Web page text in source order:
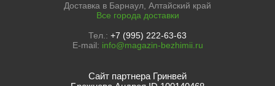
Доставка в Барнаул, Алтайский край
Все города доставки
Тел.: +7 (995) 222-63-63
E-mail: info@magazin-bezhimii.ru
Сайт партнера Гринвей